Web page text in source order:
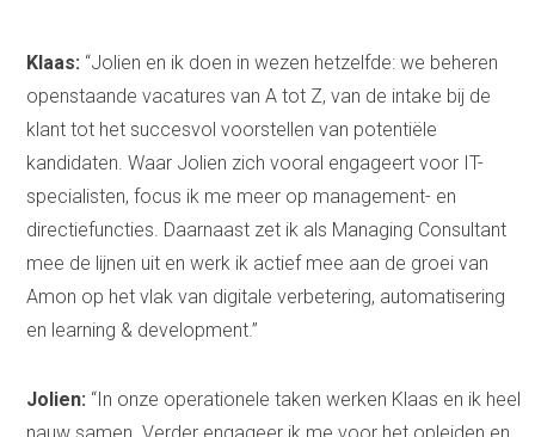
Klaas: “Jolien en ik doen in wezen hetzelfde: we beheren
openstaande vacatures van A tot Z, van de intake bij de
klant tot het succesvol voorstellen van potentiële
kandidaten. Waar Jolien zich vooral engageert voor IT-
specialisten, focus ik me meer op management- en
directiefuncties. Daarnaast zet ik als Managing Consultant
mee de lijnen uit en werk ik actief mee aan de groei van
Amon op het vlak van digitale verbetering, automatisering
en learning & development.”
Jolien: “In onze operationele taken werken Klaas en ik heel